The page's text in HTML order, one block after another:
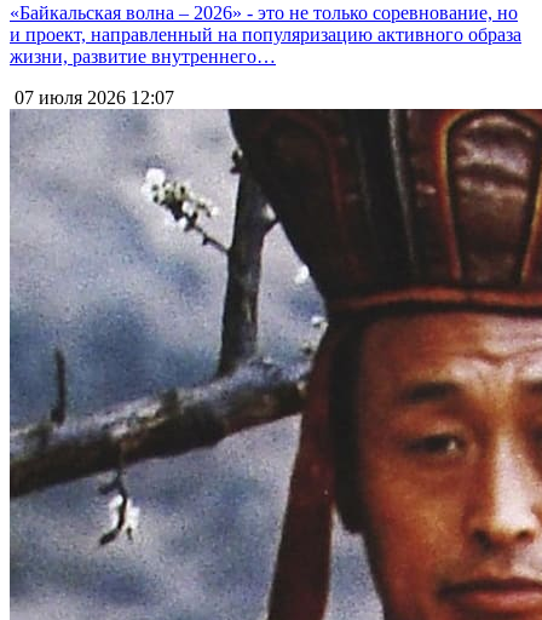
«Байкальская волна – 2026» - это не только соревнование, но
и проект, направленный на популяризацию активного образа
жизни, развитие внутреннего…
07 июля 2026 12:07